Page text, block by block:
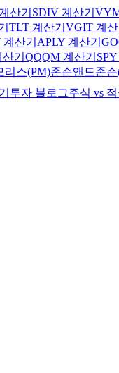
산기 SDIV 계산기
TLT 계산기 VGIT 계산
계산기 APLY 계산기
기 QQQM 계산기 SPY
리스(PM)존슨앤드존슨
투자 블로그주식 vs